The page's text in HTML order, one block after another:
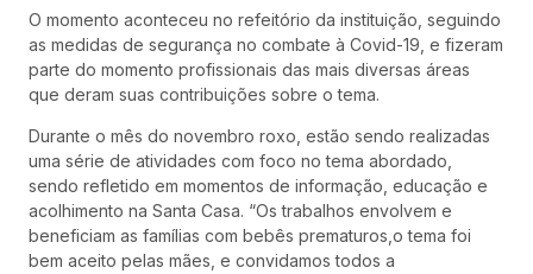
O momento aconteceu no refeitório da instituição, seguindo
as medidas de segurança no combate à Covid-19, e fizeram
parte do momento profissionais das mais diversas áreas
que deram suas contribuições sobre o tema.
Durante o mês do novembro roxo, estão sendo realizadas
uma série de atividades com foco no tema abordado,
sendo refletido em momentos de informação, educação e
acolhimento na Santa Casa. “Os trabalhos envolvem e
beneficiam as famílias com bebês prematuros,o tema foi
bem aceito pelas mães, e convidamos todos a